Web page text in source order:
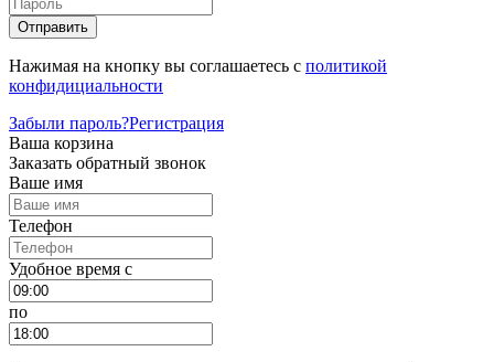
Отправить
Нажимая на кнопку вы соглашаетесь с политикой
конфидициальности
Забыли пароль?Регистрация
Ваша корзина
Заказать обратный звонок
Ваше имя
Телефон
Удобное время c
по